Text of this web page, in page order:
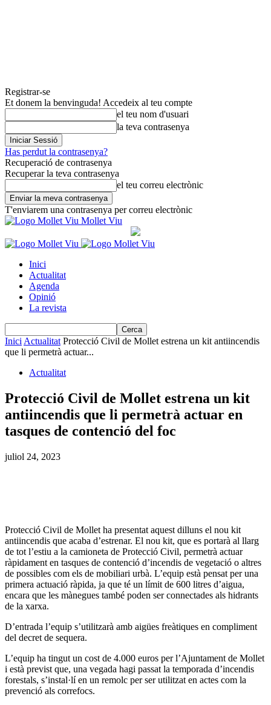
Registrar-se
Et donem la benvinguda! Accedeix al teu compte
el teu nom d'usuari
la teva contrasenya
Has perdut la contrasenya?
Recuperació de contrasenya
Recuperar la teva contrasenya
el teu correu electrònic
T'enviarem una contrasenya per correu electrònic
Mollet Viu
Inici
Actualitat
Agenda
Opinió
La revista
Inici Actualitat Protecció Civil de Mollet estrena un kit antiincendis
que li permetrà actuar...
Actualitat
Protecció Civil de Mollet estrena un kit
antiincendis que li permetrà actuar en
tasques de contenció del foc
juliol 24, 2023
Protecció Civil de Mollet ha presentat aquest dilluns el nou kit
antiincendis que acaba d’estrenar. El nou kit, que es portarà al llarg
de tot l’estiu a la camioneta de Protecció Civil, permetrà actuar
ràpidament en tasques de contenció d’incendis de vegetació o altres
de possibles com els de mobiliari urbà. L’equip està pensat per una
primera actuació ràpida, ja que té un límit de 600 litres d’aigua,
encara que les mànegues també poden ser connectades als hidrants
de la xarxa.
D’entrada l’equip s’utilitzarà amb aigües freàtiques en compliment
del decret de sequera.
L’equip ha tingut un cost de 4.000 euros per l’Ajuntament de Mollet
i està previst que, una vegada hagi passat la temporada d’incendis
forestals, s’instal·lí en un remolc per ser utilitzat en actes com la
prevenció als correfocs.